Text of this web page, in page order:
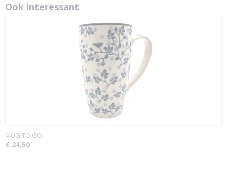
Ook interessant
MUG TO GO
€ 24,50